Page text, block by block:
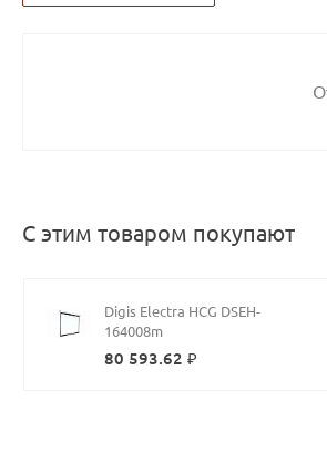
С этим товаром покупают
Digis Electra HCG DSEH-
164008m
80 593.62 ₽